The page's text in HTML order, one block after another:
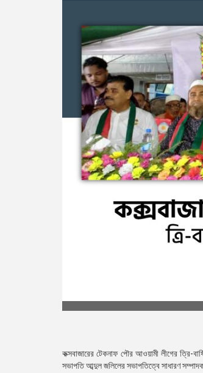
কক্সবাজারের টেকনাফ পৌর আওয়ামী লীগের ত্রি-
সভাপতি আব্দুল জলিলের সভাপতিত্বে সাধারণ